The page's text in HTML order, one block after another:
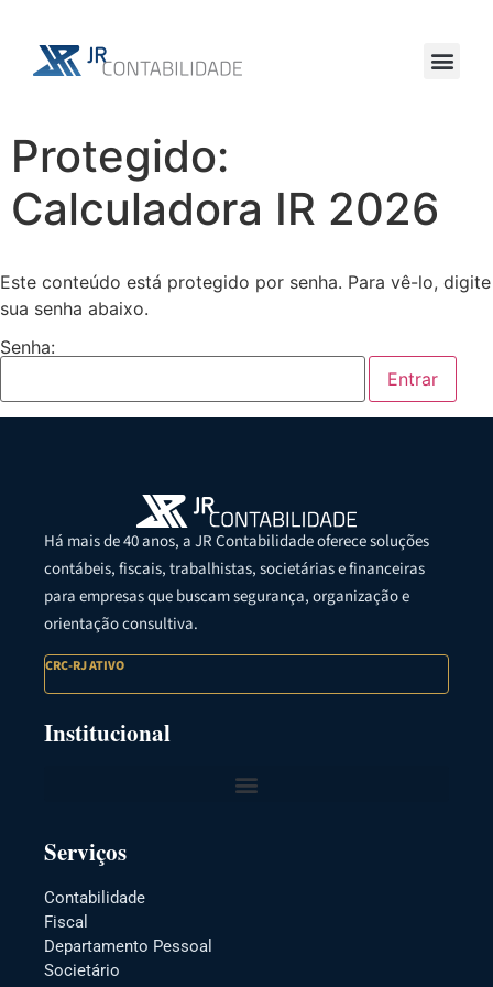
Protegido:
Calculadora IR 2026
Este conteúdo está protegido por senha. Para vê-lo, digite
sua senha abaixo.
Senha:
Há mais de 40 anos, a JR Contabilidade oferece soluções
contábeis, fiscais, trabalhistas, societárias e financeiras
para empresas que buscam segurança, organização e
orientação consultiva.
CRC-RJ ATIVO
Institucional
Serviços
Contabilidade
Fiscal
Departamento Pessoal
Societário